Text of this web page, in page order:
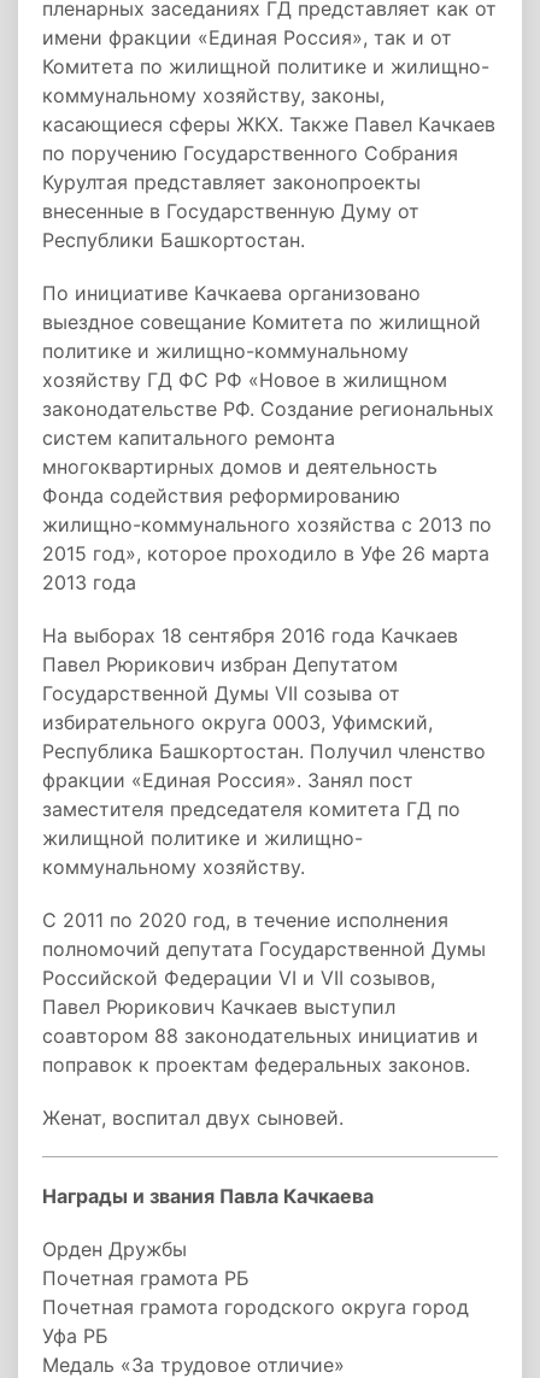
пленарных заседаниях ГД представляет как от
имени фракции «Единая Россия», так и от
Комитета по жилищной политике и жилищно-
коммунальному хозяйству, законы,
касающиеся сферы ЖКХ. Также Павел Качкаев
по поручению Государственного Собрания
Курултая представляет законопроекты
внесенные в Государственную Думу от
Республики Башкортостан.
По инициативе Качкаева организовано
выездное совещание Комитета по жилищной
политике и жилищно-коммунальному
хозяйству ГД ФС РФ «Новое в жилищном
законодательстве РФ. Создание региональных
систем капитального ремонта
многоквартирных домов и деятельность
Фонда содействия реформированию
жилищно-коммунального хозяйства с 2013 по
2015 год», которое проходило в Уфе 26 марта
2013 года
На выборах 18 сентября 2016 года Качкаев
Павел Рюрикович избран Депутатом
Государственной Думы VII созыва от
избирательного округа 0003, Уфимский,
Республика Башкортостан. Получил членство
фракции «Единая Россия». Занял пост
заместителя председателя комитета ГД по
жилищной политике и жилищно-
коммунальному хозяйству.
С 2011 по 2020 год, в течение исполнения
полномочий депутата Государственной Думы
Российской Федерации VI и VII созывов,
Павел Рюрикович Качкаев выступил
соавтором 88 законодательных инициатив и
поправок к проектам федеральных законов.
Женат, воспитал двух сыновей.
Награды и звания Павла Качкаева
Орден Дружбы
Почетная грамота РБ
Почетная грамота городского округа город
Уфа РБ
Медаль «За трудовое отличие»